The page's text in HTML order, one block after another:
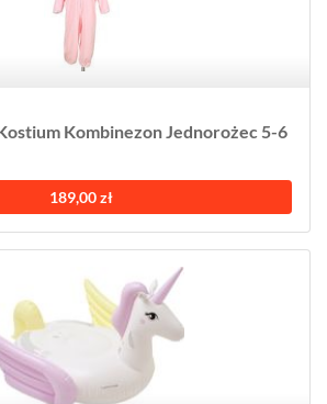
Kombinezon Jednorożec 5-6
189,00 zł